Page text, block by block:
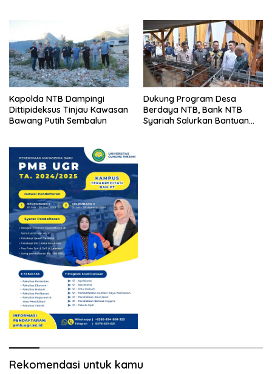
Kapolda NTB Dampingi
Dittipideksus Tinjau Kawasan
Bawang Putih Sembalun
Dukung Program Desa
Berdaya NTB, Bank NTB
Syariah Salurkan Bantuan
Rekomendasi untuk kamu